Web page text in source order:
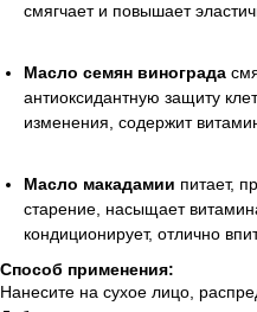
смягчает и повышает
Масло семян винограда
антиоксидантную защиту
изменения, содержит
Масло макадамии питает,
старение, насыщает
кондиционирует, отлично
Способ применения:
Нанесите на сухое лицо,